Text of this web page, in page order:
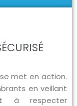
met en action.
en veillant
à respecter